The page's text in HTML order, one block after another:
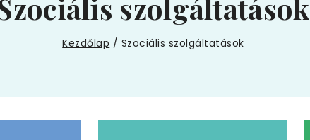
szolgáltatások
Kezdőlap / Szociális szolgáltatások